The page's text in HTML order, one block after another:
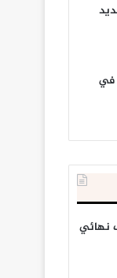
في
نهائي